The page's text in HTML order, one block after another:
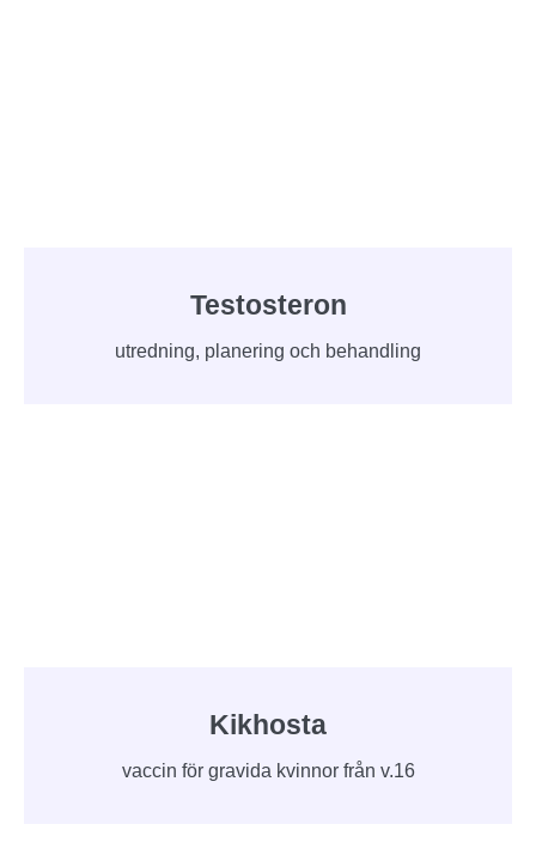
Testosteron
utredning, planering och behandling
Kikhosta
vaccin för gravida kvinnor från v.16